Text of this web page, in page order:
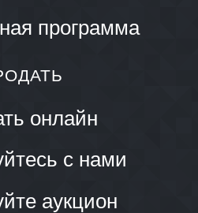
программа
онлайн
с нами
аукцион